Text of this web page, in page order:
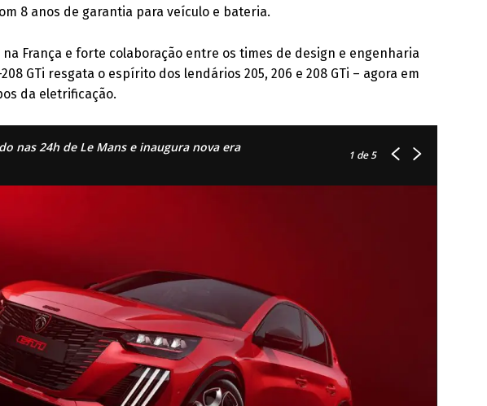
8 anos de garantia para veículo e bateria.
França e forte colaboração entre os times de design e engenharia
GTi resgata o espírito dos lendários 205, 206 e 208 GTi – agora em
da eletrificação.
nas 24h de Le Mans e inaugura nova era
1 de 5